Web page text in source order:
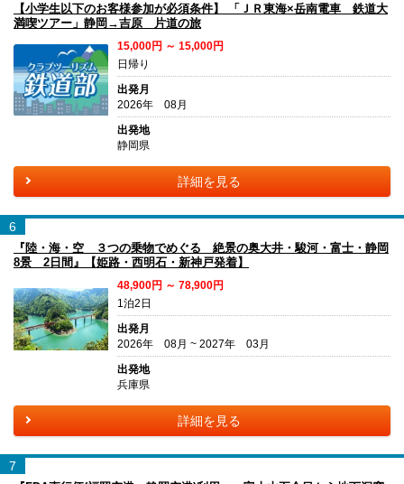
【小学生以下のお客様参加が必須条件】 「ＪＲ東海×岳南電車 鉄道大
満喫ツアー」静岡→吉原 片道の旅
15,000円 ～ 15,000円
日帰り
出発月
2026年 08月
出発地
静岡県
詳細を見る
6
『陸・海・空 ３つの乗物でめぐる 絶景の奥大井・駿河・富士・静岡
8景 2日間』【姫路・西明石・新神戸発着】
48,900円 ～ 78,900円
1泊2日
出発月
2026年 08月 ~ 2027年 03月
出発地
兵庫県
詳細を見る
7